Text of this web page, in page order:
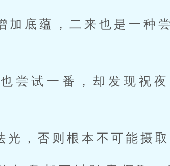
加底蕴，二来也是一种
尝试一番，却发现祝
，否则根本不可能摄取